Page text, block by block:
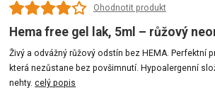
Ohodnotit produkt
Hema free gel lak, 5ml – růžový
Živý a odvážný růžový odstín bez HEMA. Perfektní
která nezůstane bez povšimnutí. Hypoalergenní
nehty.celý popis